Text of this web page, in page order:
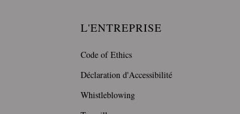
L'ENTREPRISE
Code of Ethics
Déclaration d'Accessibilité
Whistleblowing